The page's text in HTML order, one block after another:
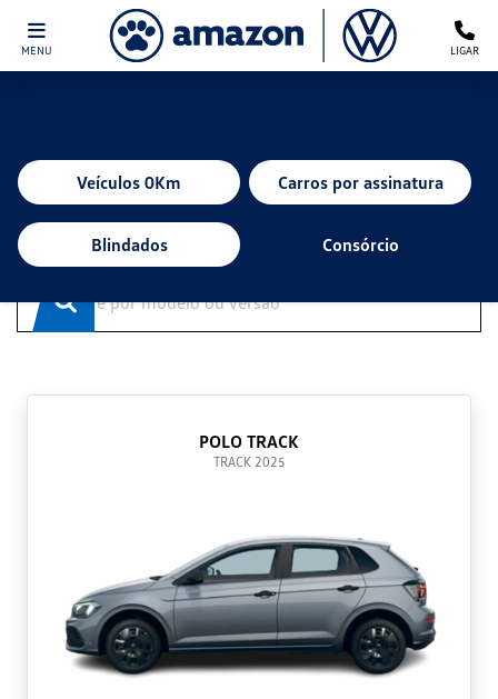
MENU LIGAR
Veículos 0Km Carros por assinatura
Blindados Consórcio
Clique e solicite sua proposta.
ENCONTRE UMA OFERTA
POLO TRACK
TRACK 2025